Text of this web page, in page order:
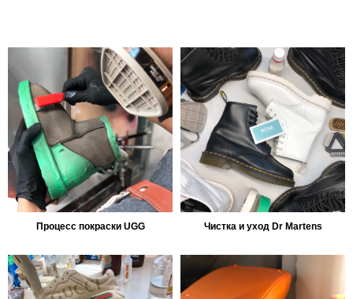
Процесс покраски UGG Чистка и уход Dr Martens